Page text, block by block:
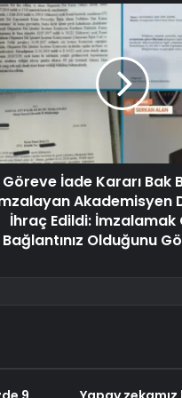
Göreve İade Kararı Bak
Akademisyen
İhraç Edildi: İmzalamak
Bağlantınız Olduğunu